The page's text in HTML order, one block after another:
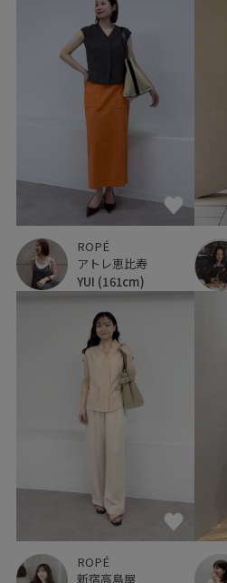
ROPÉ
アトレ恵比寿
YUI (161cm)
ROPÉ
新宿高島屋